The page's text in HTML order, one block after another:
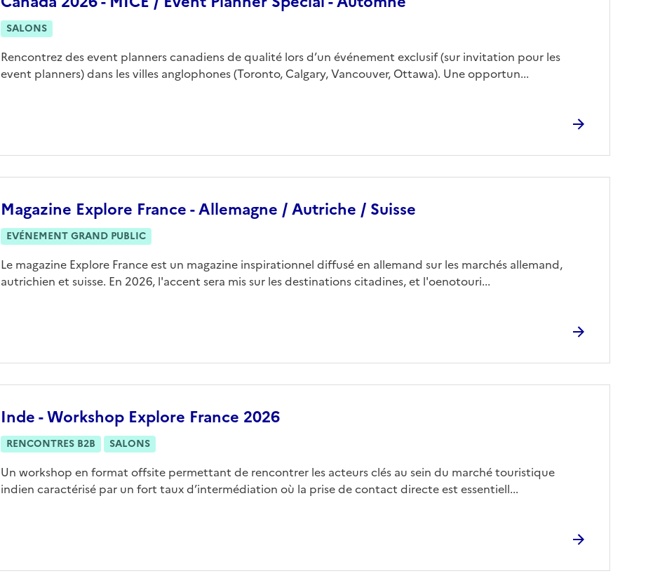
SALONS
Rencontrez des event planners canadiens de qualité lors d’un événement exclusif (sur invitation pour les
event planners) dans les villes anglophones (Toronto, Calgary, Vancouver, Ottawa). Une opportun...
Magazine Explore France - Allemagne / Autriche / Suisse
EVÉNEMENT GRAND PUBLIC
Le magazine Explore France est un magazine inspirationnel diffusé en allemand sur les marchés allemand,
autrichien et suisse. En 2026, l'accent sera mis sur les destinations citadines, et l'oenotouri...
Inde - Workshop Explore France 2026
RENCONTRES B2B SALONS
Un workshop en format offsite permettant de rencontrer les acteurs clés au sein du marché touristique
indien caractérisé par un fort taux d’intermédiation où la prise de contact directe est essentiell...